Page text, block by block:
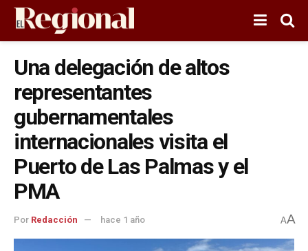
Una delegación de altos
representantes
gubernamentales
internacionales visita el
Puerto de Las Palmas y el
PMA
Por Redacción hace 1 año AA